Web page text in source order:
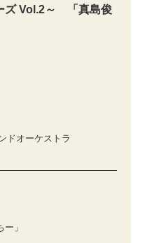
ズ Vol.2～ 「真島俊
ドオーケストラ
」